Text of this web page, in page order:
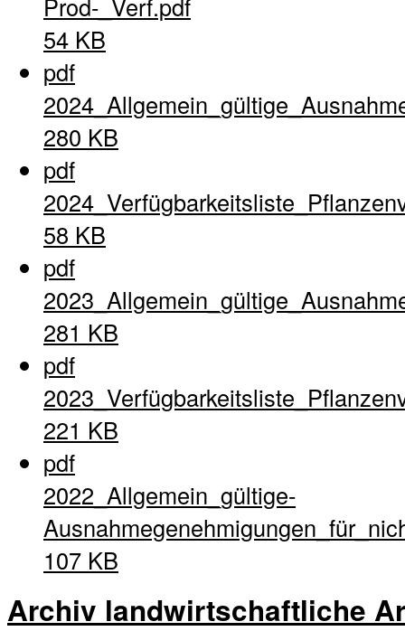
54 KB
pdf
280 KB
pdf
58 KB
pdf
281 KB
pdf
221 KB
pdf
2022_Allgemein_gültige-
107 KB
Archiv landwirtschaftliche